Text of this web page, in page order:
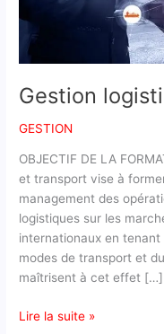
Gestion
GESTION
OBJECTIF DE LA
et transport vise à
management des
logistiques sur les
internationaux en
modes de transport et
maîtrisent à cet effet […]
Lire la suite »